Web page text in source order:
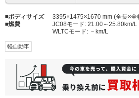
ボディサイズ
3395×1475×1670 mm (全長×全
燃費
JC08モード: 21.00～25.80km/L
WLTCモード: －km/L
軽自動車